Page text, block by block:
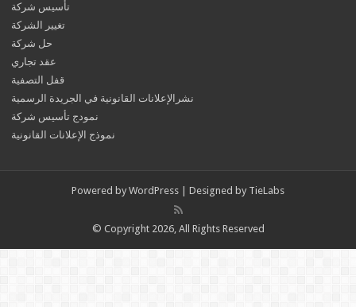
تأسيس شركة
تغيير الشركة
حل شركة
عقد تجاري
قفل التصفية
نشرالإعلانات القانونية في الجريدة الرسمية
نمودج تأسيس شركة
نموذج الإعلانات القانونية
Powered by WordPress | Designed by TieLabs
© Copyright 2026, All Rights Reserved